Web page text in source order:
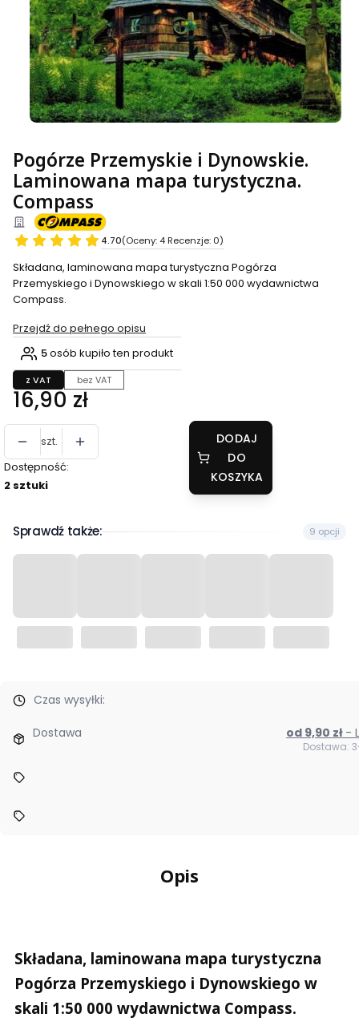
Pogórze Przemyskie i Dynowskie.
Laminowana mapa turystyczna.
Compass
4.70(Oceny: 4 Recenzje: 0)
Składana, laminowana mapa turystyczna Pogórza
Przemyskiego i Dynowskiego w skali 1:50 000 wydawnictwa
Compass.
Przejdź do pełnego opisu
5osób kupiło ten produkt
z VAT bez VAT
Cena
16,90 zł
szt.
Dostępność:
2 sztuki
DODAJ
DO
KOSZYKA
Sprawdź także: 9 opcji
Czas wysyłki:
Dostawa od 9,90 zł
Dostawa:
Opis
Składana, laminowana mapa turystyczna
Pogórza Przemyskiego i Dynowskiego w
skali 1:50 000 wydawnictwa Compass.